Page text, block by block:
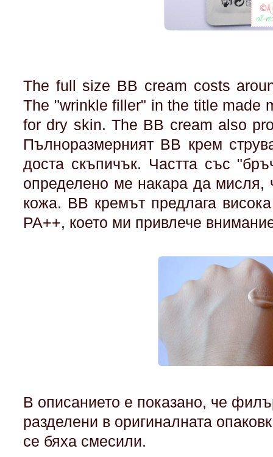
The full size BB cream costs
The "wrinkle filler" in the title made
for dry skin. The BB cream also
Пълноразмерният BB крем
доста скъпичък. Частта със
определено ме накара да
кожа. BB кремът предлага
PA++, което ми привлече
В описанието е показано, че
разделени в оригиналната
се бяха смесили.